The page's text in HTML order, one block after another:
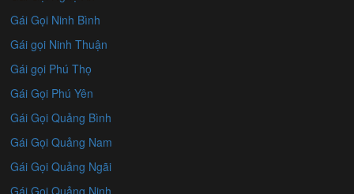
Gái Gọi Ninh Bình
Gái gọi Ninh Thuận
Gái gọi Phú Thọ
Gái Gọi Phú Yên
Gái Gọi Quảng Bình
Gái Gọi Quảng Nam
Gái Gọi Quảng Ngãi